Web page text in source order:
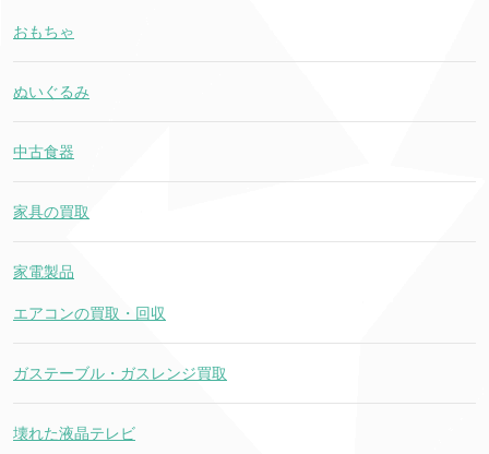
おもちゃ
ぬいぐるみ
中古食器
家具の買取
家電製品
エアコンの買取・回収
ガステーブル・ガスレンジ買取
壊れた液晶テレビ